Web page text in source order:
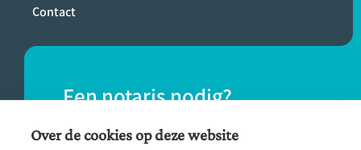
Contact
Een notaris nodig?
Vind eenvoudig een notaris bij jou in de
Over de cookies op deze website